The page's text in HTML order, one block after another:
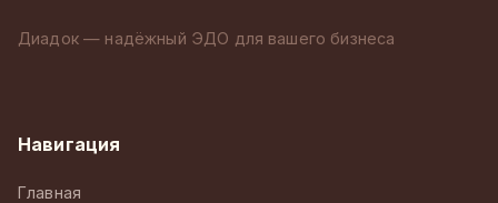
Диадок — надёжный ЭДО для вашего бизнеса
Навигация
Главная